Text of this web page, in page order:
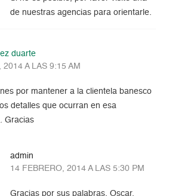
de nuestras agencias para orientarle.
duarte
2014 A LAS 9:15 AM
por mantener a la clientela banesco
detalles que ocurran en esa
Gracias
admin
14 FEBRERO, 2014 A LAS 5:30 PM
Gracias por sus palabras, Oscar.